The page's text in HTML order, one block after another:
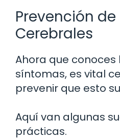
Prevención
Cerebrales
Ahora que conoces
síntomas, es vital
prevenir que esto
Aquí van algunas
prácticas.